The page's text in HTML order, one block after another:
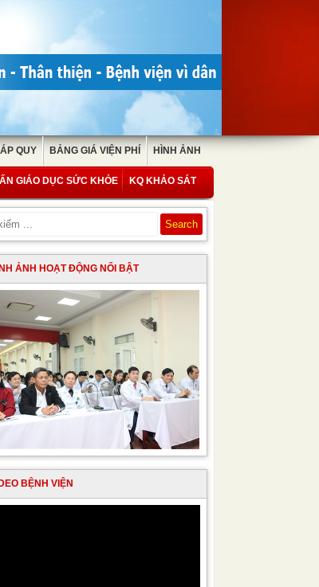
QUY BẢNG GIÁ VIỆN PHÍ HÌNH ẢNH
GIÁO DỤC SỨC KHỎE KQ KHẢO SÁT
ẢNH HOẠT ĐỘNG NỔI BẬT
BỆNH VIỆN